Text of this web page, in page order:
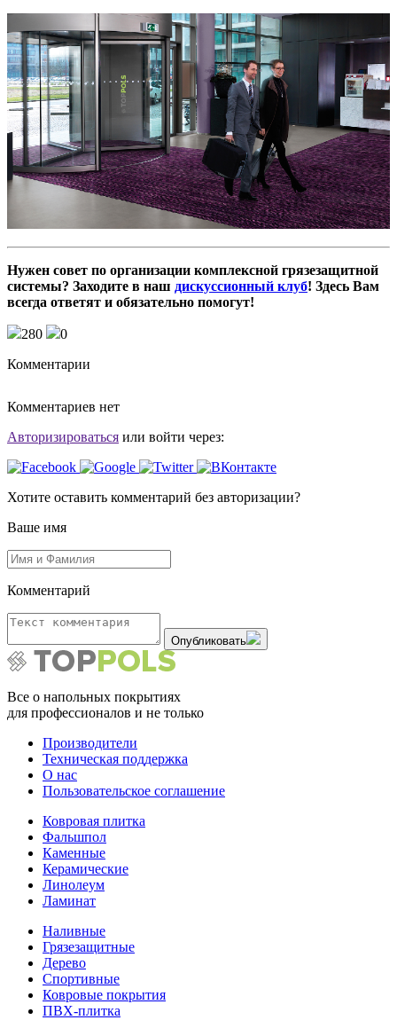
Нужен совет по организации комплексной грязезащитной
системы? Заходите в наш дискуссионный клуб! Здесь Вам
всегда ответят и обязательно помогут!
280
0
Комментарии
Комментариев нет
Авторизироваться или войти через:
Хотите оставить комментарий без авторизации?
Ваше имя
Комментарий
Опубликовать
Все о напольных покрытиях
для профессионалов и не только
Производители
Техническая поддержка
О нас
Пользовательское соглашение
Ковровая плитка
Фальшпол
Каменные
Керамические
Линолеум
Ламинат
Наливные
Грязезащитные
Дерево
Спортивные
Ковровые покрытия
ПВХ-плитка